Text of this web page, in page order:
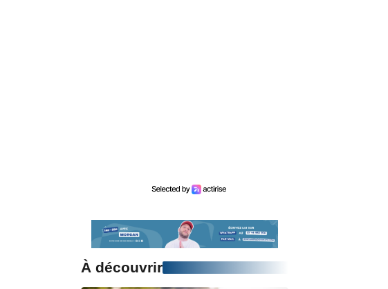
À découvrir